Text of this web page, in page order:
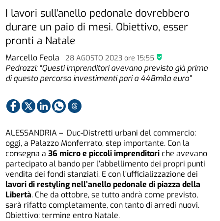
Marcello Feola 28 AGOSTO 2023ore 15:55
I lavori sull'anello pedonale dovrebbero
durare un paio di mesi. Obiettivo, esser
pronti a Natale
Pedrazzi: "Questi imprenditori avevano previsto già prima
di questo percorso investimenti pari a 448mila euro"
ALESSANDRIA – Duc-Distretti urbani del commercio:
oggi, a Palazzo Monferrato, step importante. Con la
consegna a36 micro e piccoli imprenditori che avevano
partecipato al bando per l’abbellimento dei propri punti
vendita dei fondi stanziati. E con l’ufficializzazione dei
lavori di restyling nell’anello pedonale di piazza della
Libertà. Che da ottobre, se tutto andrà come previsto,
sarà rifatto completamente, con tanto di arredi nuovi.
Obiettivo: termine entro Natale.